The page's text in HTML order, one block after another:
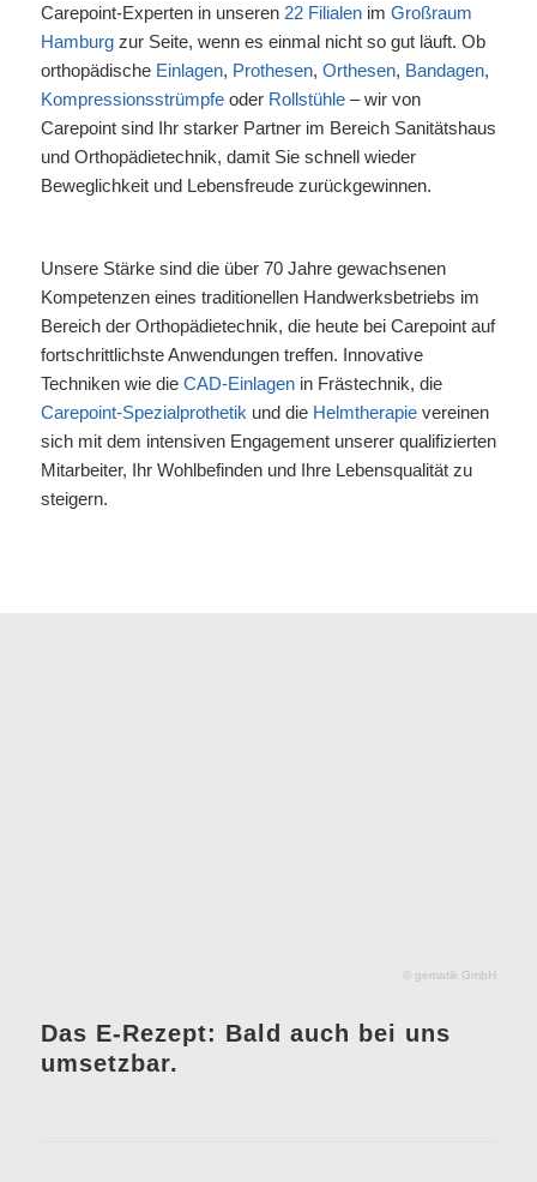
Carepoint-Experten in unseren 22 Filialenim Großraum
Hamburg zur Seite, wenn es einmal nicht so gut läuft. Ob
orthopädische Einlagen, Prothesen, Orthesen, Bandagen,
Kompressionsstrümpfeoder Rollstühle– wir von
Carepoint sind Ihr starker Partner im Bereich Sanitätshaus
und Orthopädietechnik, damit Sie schnell wieder
Beweglichkeit und Lebensfreude zurückgewinnen.
Unsere Stärke sind die über 70 Jahre gewachsenen
Kompetenzen eines traditionellen Handwerksbetriebs im
Bereich der Orthopädietechnik, die heute bei Carepoint auf
fortschrittlichste Anwendungen treffen. Innovative
Techniken wie die CAD-Einlagenin Frästechnik, die
Carepoint-Spezialprothetik und die Helmtherapievereinen
sich mit dem intensiven Engagement unserer qualifizierten
Mitarbeiter, Ihr Wohlbefinden und Ihre Lebensqualität zu
steigern.
© gematik GmbH
Das E-Rezept: Bald auch bei uns
umsetzbar.